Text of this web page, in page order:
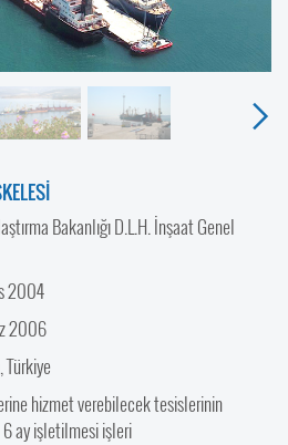
Bakanlığı D.L.H. İnşaat Genel
2004
2006
hizmet verebilecek tesislerinin
6 ay işletilmesi işleri